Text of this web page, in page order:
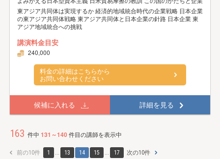
東アジア共同体は実現するか 経済的地域統合時代の企業戦略 日本企業
の東アジア共同体戦略 東アジア共同体と日本企業の針路 日本企業 東
アジア地域統合への挑戦
講演料金目安
240,000
料金の詳細はこちらから
お問い合わせください
候補に入れる 詳細を見る
163 件中 131～140件目の講師を表示中
前の10件 1 13 14 15 17 次の10件